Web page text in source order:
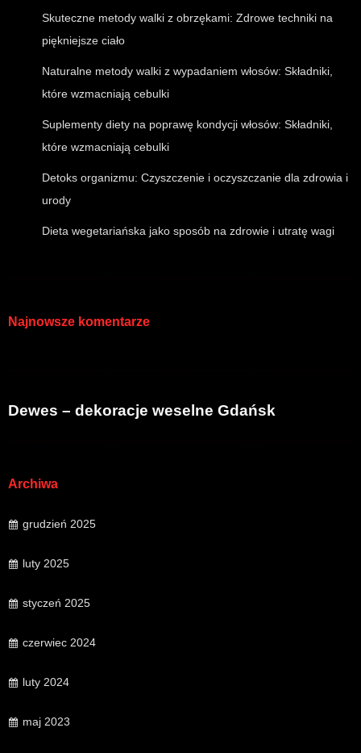
Skuteczne metody walki z obrzękami: Zdrowe techniki na
piękniejsze ciało
Naturalne metody walki z wypadaniem włosów: Składniki,
które wzmacniają cebulki
Suplementy diety na poprawę kondycji włosów: Składniki,
które wzmacniają cebulki
Detoks organizmu: Czyszczenie i oczyszczanie dla zdrowia i
urody
Dieta wegetariańska jako sposób na zdrowie i utratę wagi
Najnowsze komentarze
Dewes – dekoracje weselne Gdańsk
Archiwa
grudzień 2025
luty 2025
styczeń 2025
czerwiec 2024
luty 2024
maj 2023